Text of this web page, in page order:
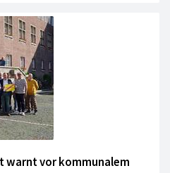
warnt vor kommunalem